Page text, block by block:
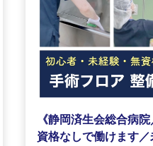
《静岡済生会総合病
資格なしで働けます